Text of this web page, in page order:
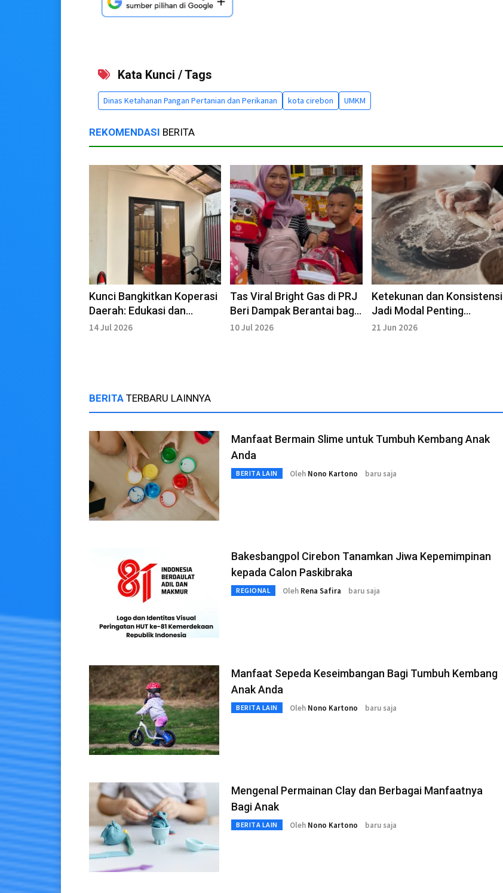
Kata Kunci / Tags
Dinas Ketahanan Pangan Pertanian dan Perikanan kota cirebon UMKM
REKOMENDASI BERITA
Kunci Bangkitkan Koperasi
Daerah: Edukasi dan
Inovasi Usaha
14 Jul 2026
Tas Viral Bright Gas di PRJ
Beri Dampak Berantai bagi
UMKM
10 Jul 2026
Ketekunan dan Konsistensi
Jadi Modal Penting
Membangun UMKM
21 Jun 2026
BERITA TERBARU LAINNYA
Manfaat Bermain Slime untuk Tumbuh Kembang Anak
Anda
BERITA LAIN Oleh Nono Kartono baru saja
Bakesbangpol Cirebon Tanamkan Jiwa Kepemimpinan
kepada Calon Paskibraka
REGIONAL Oleh Rena Safira baru saja
Manfaat Sepeda Keseimbangan Bagi Tumbuh Kembang
Anak Anda
BERITA LAIN Oleh Nono Kartono baru saja
Mengenal Permainan Clay dan Berbagai Manfaatnya
Bagi Anak
BERITA LAIN Oleh Nono Kartono baru saja